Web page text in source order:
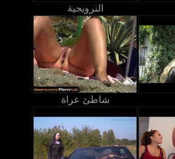
النرويجية
شاطئ عراة